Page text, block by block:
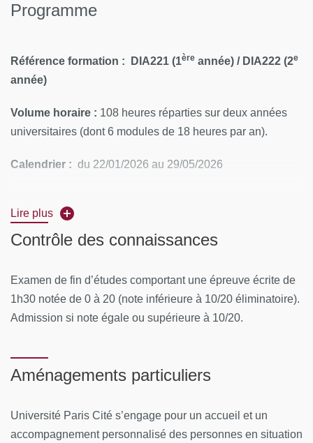
Programme
Référence formation : DIA221 (1ère année) / DIA222 (2e
année)
Volume horaire : 108 heures réparties sur deux années
universitaires (dont 6 modules de 18 heures par an).
Calendrier : du 22/01/2026 au 29/05/2026
Médecine 15 rue de l’École de Médecine 75006 PARIS
CONTENUS PÉDAGOGIQUES
Module 1 : Biologie et épidémiologie des cancers
Pathogénie
Épidémiologie
Lire plus
Contrôle des connaissances
Examen de fin d’études comportant une épreuve écrite de
1h30 notée de 0 à 20 (note inférieure à 10/20 éliminatoire).
Admission si note égale ou supérieure à 10/20.
Aménagements particuliers
Université Paris Cité s’engage pour un accueil et un
accompagnement personnalisé des personnes en situation